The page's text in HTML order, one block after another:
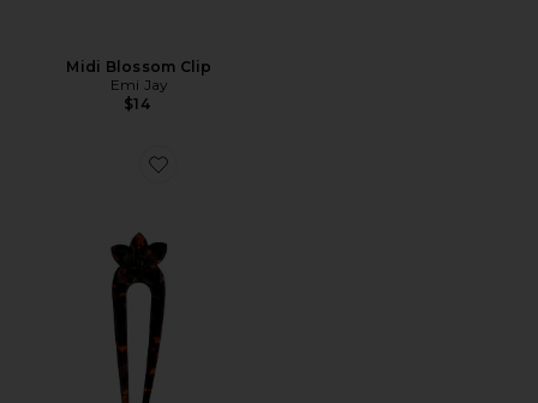
Midi Blossom Clip
Emi Jay
$14
Favorite Hair Pin